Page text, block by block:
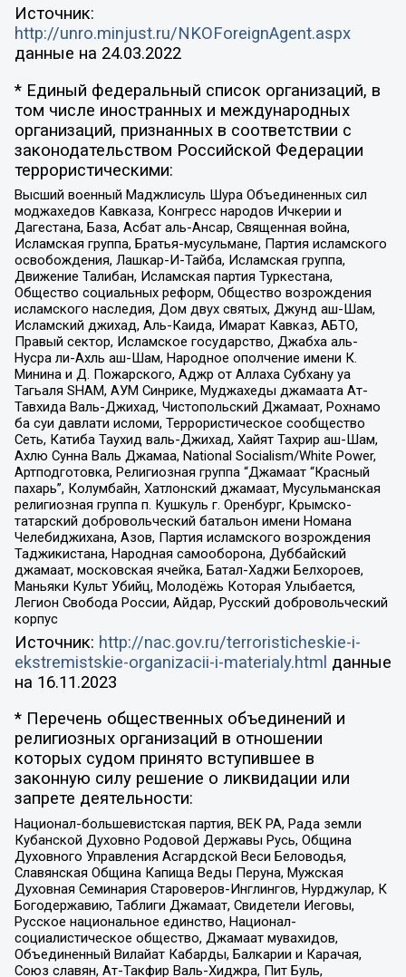
Источник:
http://unro.minjust.ru/NKOForeignAgent.aspx
данные на 24.03.2022
* Единый федеральный список организаций, в
том числе иностранных и международных
организаций, признанных в соответствии с
законодательством Российской Федерации
террористическими:
Высший военный Маджлисуль Шура Объединенных сил
моджахедов Кавказа, Конгресс народов Ичкерии и
Дагестана, База, Асбат аль-Ансар, Священная война,
Исламская группа, Братья-мусульмане, Партия исламского
освобождения, Лашкар-И-Тайба, Исламская группа,
Движение Талибан, Исламская партия Туркестана,
Общество социальных реформ, Общество возрождения
исламского наследия, Дом двух святых, Джунд аш-Шам,
Исламский джихад, Аль-Каида, Имарат Кавказ, АБТО,
Правый сектор, Исламское государство, Джабха аль-
Нусра ли-Ахль аш-Шам, Народное ополчение имени К.
Минина и Д. Пожарского, Аджр от Аллаха Субхану уа
Тагьаля SHAM, АУМ Синрике, Муджахеды джамаата Ат-
Тавхида Валь-Джихад, Чистопольский Джамаат, Рохнамо
ба суи давлати исломи, Террористическое сообщество
Сеть, Катиба Таухид валь-Джихад, Хайят Тахрир аш-Шам,
Ахлю Сунна Валь Джамаа, National Socialism/White Power,
Артподготовка, Религиозная группа “Джамаат “Красный
пахарь”, Колумбайн, Хатлонский джамаат, Мусульманская
религиозная группа п. Кушкуль г. Оренбург, Крымско-
татарский добровольческий батальон имени Номана
Челебиджихана, Азов, Партия исламского возрождения
Таджикистана, Народная самооборона, Дуббайский
джамаат, московская ячейка, Батал-Хаджи Белхороев,
Маньяки Культ Убийц, Молодёжь Которая Улыбается,
Легион Свобода России, Айдар, Русский добровольческий
корпус
Источник: http://nac.gov.ru/terroristicheskie-i-
ekstremistskie-organizacii-i-materialy.html данные
на 16.11.2023
* Перечень общественных объединений и
религиозных организаций в отношении
которых судом принято вступившее в
законную силу решение о ликвидации или
запрете деятельности:
Национал-большевистская партия, ВЕК РА, Рада земли
Кубанской Духовно Родовой Державы Русь, Община
Духовного Управления Асгардской Веси Беловодья,
Славянская Община Капища Веды Перуна, Мужская
Духовная Семинария Староверов-Инглингов, Нурджулар, К
Богодержавию, Таблиги Джамаат, Свидетели Иеговы,
Русское национальное единство, Национал-
социалистическое общество, Джамаат мувахидов,
Объединенный Вилайат Кабарды, Балкарии и Карачая,
Союз славян, Ат-Такфир Валь-Хиджра, Пит Буль,